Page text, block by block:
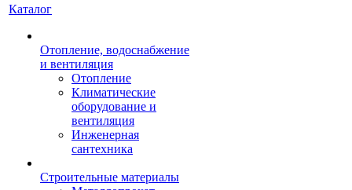
Каталог
Отопление, водоснабжение
и вентиляция
Отопление
Климатические
оборудование и
вентиляция
Инженерная
сантехника
Строительные материалы